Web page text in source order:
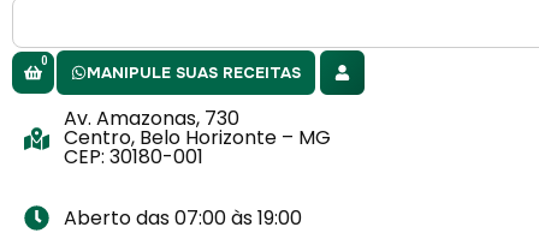
MANIPULE SUAS RECEITAS
0
Av. Amazonas, 730
Centro, Belo Horizonte – MG
CEP: 30180-001
Aberto das 07:00 às 19:00